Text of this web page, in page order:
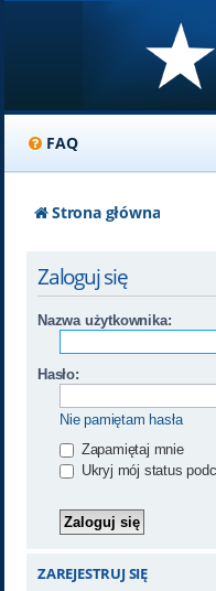
FAQ
Strona główna
Zaloguj się
Nazwa użytkownika:
Hasło:
Nie pamiętam hasła
Zapamiętaj mnie
Ukryj mój status
ZAREJESTRUJ SIĘ